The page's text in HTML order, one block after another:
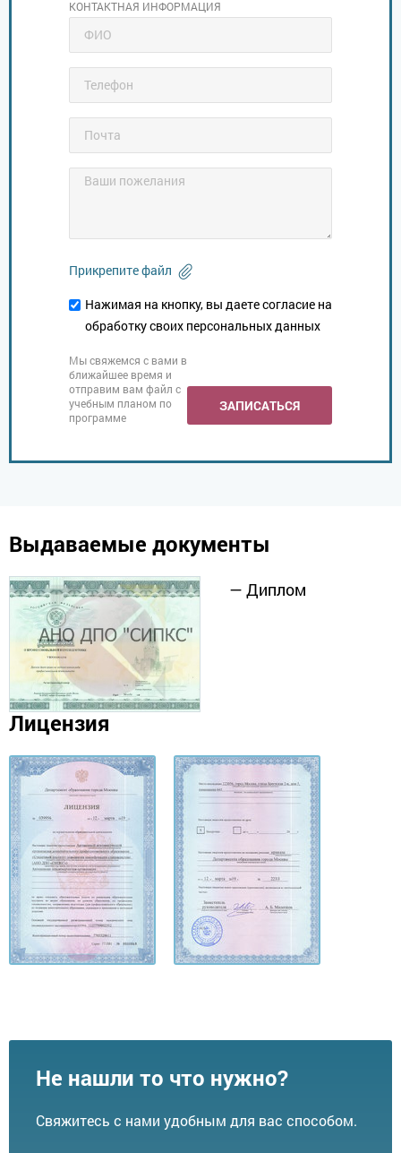
КОНТАКТНАЯ ИНФОРМАЦИЯ
Прикрепите файл
Нажимая на кнопку, вы даете согласие на
обработку своих персональных данных
Мы свяжемся с вами в
ближайшее время и
отправим вам файл с
учебным планом по
программе
ЗАПИСАТЬСЯ
Выдаваемые документы
— Диплом
Лицензия
Не нашли то что нужно?
Свяжитесь с нами удобным для вас способом.